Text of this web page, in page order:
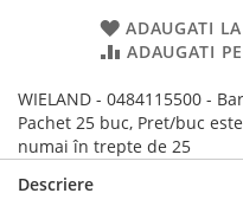
ADAUGATI
ADAUGATI
WIELAND - 0484115500 -
Pachet 25 buc, Pret/buc
numai în trepte de 25
Descriere